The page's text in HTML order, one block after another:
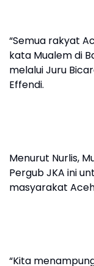
“Semua rakyat
kata Mualem di
melalui Juru
Effendi.
Menurut Nurlis,
Pergub JKA ini
masyarakat
“Kita